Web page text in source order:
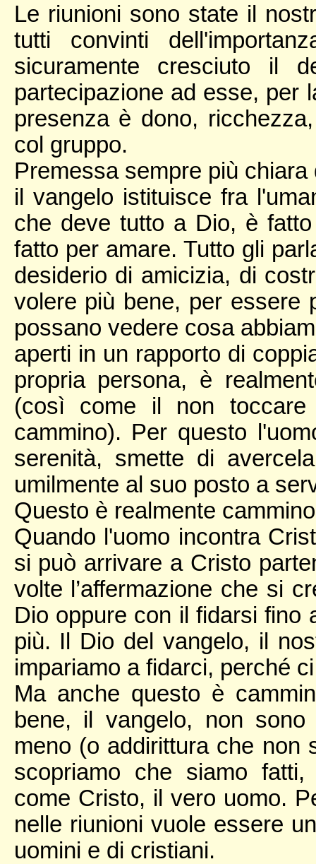
Le riunioni sono state il
tutti convinti
sicuramente cresciuto il
partecipazione ad esse, per
presenza è dono,
col gruppo.
Premessa sempre più
il vangelo istituisce fra
che deve tutto a Dio, è
fatto per amare. Tutto gli
desiderio di amicizia, di
volere più bene, per essere
possano vedere cosa
aperti in un rapporto di
propria persona, è
(così come il non
cammino). Per questo
serenità, smette di
umilmente al suo posto a
Questo è realmente
Quando l'uomo incontra
si può arrivare a Cristo
volte l’affermazione che si
Dio oppure con il fidarsi fino
più. Il Dio del vangelo, il
impariamo a fidarci, perché
Ma anche questo è
bene, il vangelo, non
meno (o addirittura che non
scopriamo che siamo
come Cristo, il vero uomo.
nelle riunioni vuole essere
uomini e di cristiani.